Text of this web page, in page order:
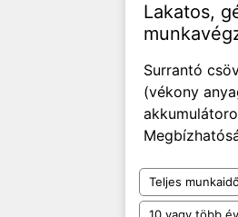
Lakatos,
Surrantó
(vékony
Teljes